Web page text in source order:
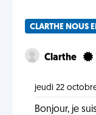
CLARTHE NOUS
Clarthe
jeudi 22 octobre
Bonjour, je